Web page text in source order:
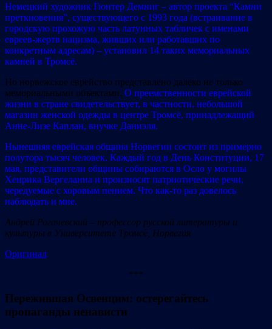
Немецкий художник Гюнтер Демниг – автор проекта “Камни
преткновения”, существующего с 1993 года (встраивание в
городскую прохожую часть латунных табличек с именами
евреев-жертв нацизма, живших или работавших по
конкретным адресам) – установил 14 таких мемориальных
камней в Тромсё.
Но норвежское еврейство представлено далеко не только
мемориальными объектами. О преемственности еврейской
жизни в стране свидетельствует, в частности, небольшой
магазин женской одежды в центре Тромсё, принадлежащий
Анне-Лизе Каплан, внучке Даниэля.
Нынешняя еврейская община Норвегии состоит из примерно
полутора тысяч человек. Каждый год в День Конституции, 17
мая, представители общины собираются в Осло у могилы
Хенрика Вергеланна и произносят патриотические речи,
чередуемые с хоровым пением. Что как-то раз довелось
наблюдать и мне.
Андрей Рогачевский – профессор русской литературы и
культуры в Университете Тромсё, Норвегия
Оригинал
***
Пережившая Освенцим: остерегайтесь
пропаганды ненависти